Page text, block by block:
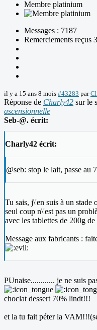
Membre platinium
Messages : 7187
Remerciements reçus
il y a 15 ans 8 mois #43283 par
Réponse de Charly42 sur le
ascensionnelle
Seb-@. écrit:
Charly42 écrit:
@seb: stop le lait, passe au
Tu sais, j\'en suis à un stade
seul coup n\'est pas un
avec les tablettes de 200g
Message aux fabricants :
PUnaise............ je ne suis
choclat dessert 70% lindt!!!
et la tu fait péter la